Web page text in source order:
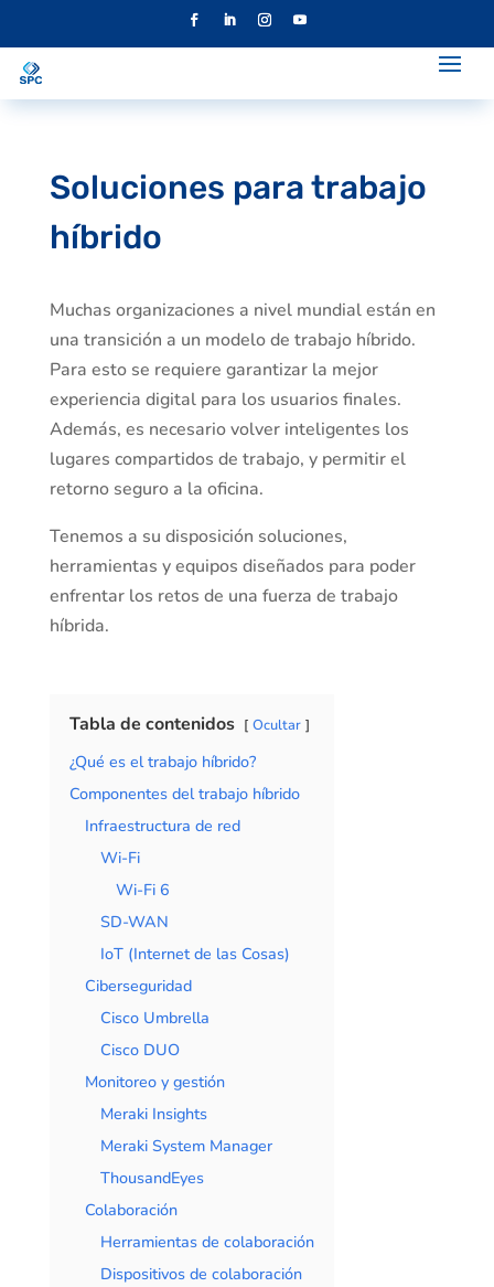
Soluciones para trabajo
híbrido
Muchas organizaciones a nivel mundial están en
una transición a un modelo de trabajo híbrido.
Para esto se requiere garantizar la mejor
experiencia digital para los usuarios finales.
Además, es necesario volver inteligentes los
lugares compartidos de trabajo, y permitir el
retorno seguro a la oficina.
Tenemos a su disposición soluciones,
herramientas y equipos diseñados para poder
enfrentar los retos de una fuerza de trabajo
híbrida.
Tabla de contenidos Ocultar
¿Qué es el trabajo híbrido?
Componentes del trabajo híbrido
Infraestructura de red
Wi-Fi
Wi-Fi 6
SD-WAN
IoT (Internet de las Cosas)
Ciberseguridad
Cisco Umbrella
Cisco DUO
Monitoreo y gestión
Meraki Insights
Meraki System Manager
ThousandEyes
Colaboración
Herramientas de colaboración
Dispositivos de colaboración